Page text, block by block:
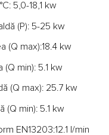
5,0-18,1 kw
(P): 5-25 kw
(Q max):18.4 kw
(Q min): 5.1 kw
(Q max): 25.7 kw
(Q min): 5.1 kw
EN13203:12.1 l/min